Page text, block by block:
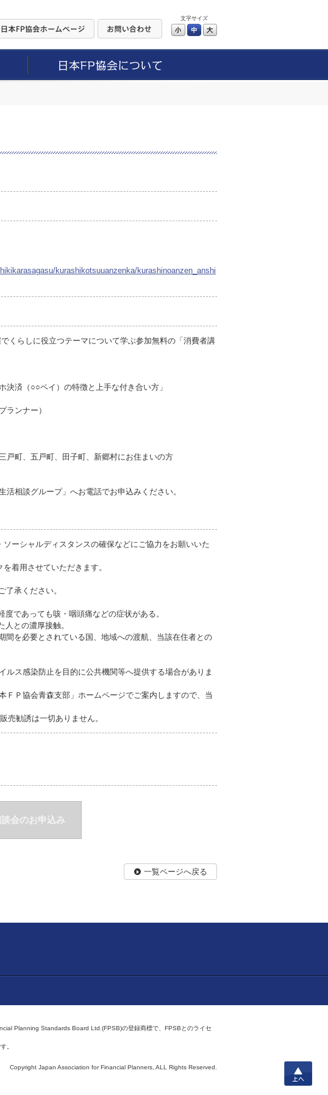
文字サイズ
小 中
kurashikotsuuanzenka/kurashinoanzen_anshi
くらしに役立つテーマについて学ぶ参加無料の「消費者講
済（○○ペイ）の特徴と上手な付き合い方」
ンナー）
戸町、五戸町、田子町、新郷村にお住まいの方
相談グループ」へお電話でお申込みください。
ーシャルディスタンスの確保などにご協力をお願いいた
着用させていただきます。
承ください。
であっても咳・咽頭痛などの症状がある。
との濃厚接触。
間を必要とされている国、地域への渡航、当該在住者との
ルス感染防止を目的に公共機関等へ提供する場合がありま
ＦＰ協会青森支部」ホームページでご案内しますので、当
売勧誘は一切ありません。
会のお申込み
一覧ページへ戻る
上へ
Planning Standards Board Ltd.(FPSB)の登録商標で、FPSBとのライセ
。
Copyright Japan Association for Financial Planners, ALL Rights Reserved.